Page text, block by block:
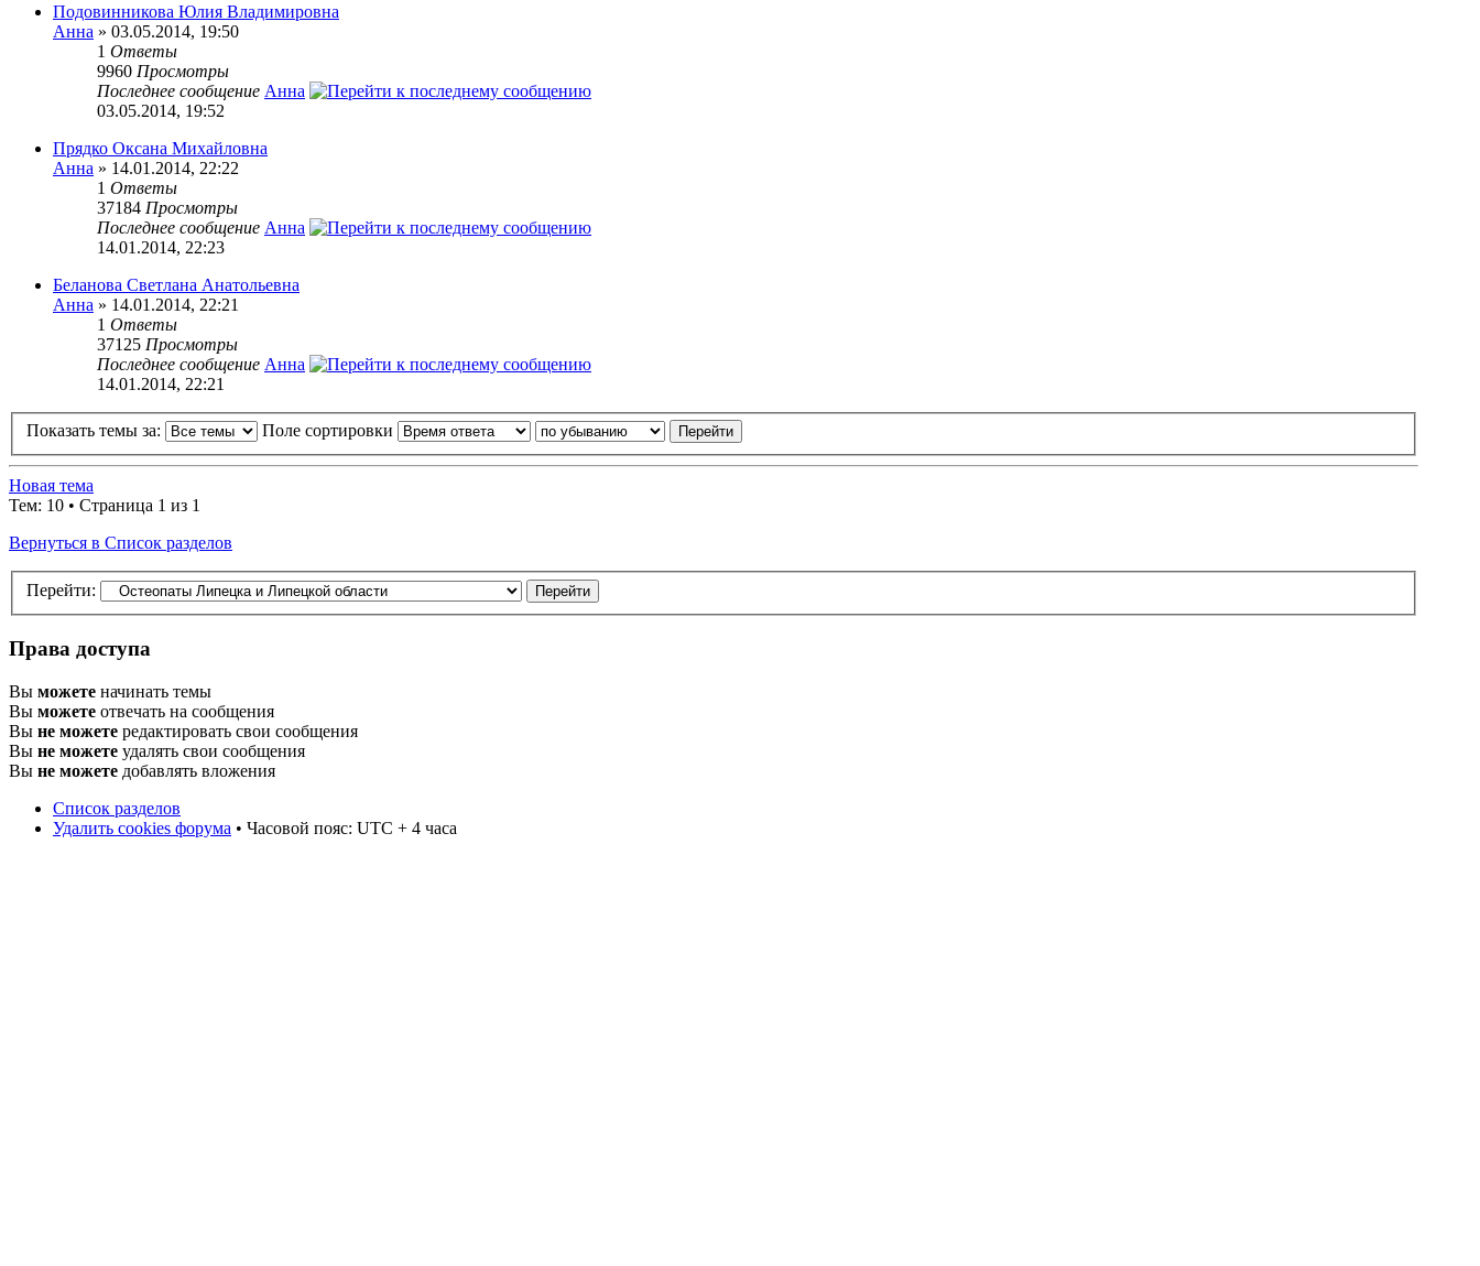
Подовинникова Юлия Владимировна
Анна » 03.05.2014, 19:50
1 Ответы
9960 Просмотры
Последнее сообщение Анна
03.05.2014, 19:52
Прядко Оксана Михайловна
Анна » 14.01.2014, 22:22
1 Ответы
37184 Просмотры
Последнее сообщение Анна
14.01.2014, 22:23
Беланова Светлана Анатольевна
Анна » 14.01.2014, 22:21
1 Ответы
37125 Просмотры
Последнее сообщение Анна
14.01.2014, 22:21
Показать темы за: Поле сортировки
Новая тема
Тем: 10 • Страница 1 из 1
Вернуться в Список разделов
Перейти:
Права доступа
Вы можете начинать темы
Вы можете отвечать на сообщения
Вы не можете редактировать свои сообщения
Вы не можете удалять свои сообщения
Вы не можете добавлять вложения
Список разделов
Удалить cookies форума • Часовой пояс: UTC + 4 часа